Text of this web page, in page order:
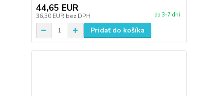
44,65 EUR
36,30 EUR bez DPH do 3-7 dní
Pridať do košíka